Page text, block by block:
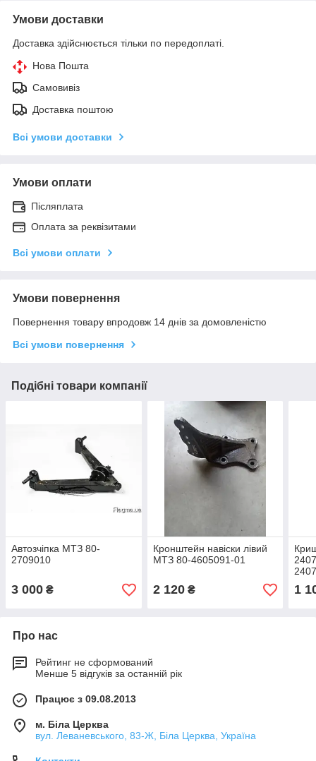
Умови доставки
Доставка здійснюється тільки по передоплаті.
Нова Пошта
Самовивіз
Доставка поштою
Всі умови доставки
Умови оплати
Післяплата
Оплата за реквізитами
Всі умови оплати
Умови повернення
Повернення товару впродовж 14 днів за домовленістю
Всі умови повернення
Подібні товари компанії
Автозчіпка МТЗ 80-
2709010
3 000 ₴
Кронштейн навіски лівий
МТЗ 80-4605091-01
2 120₴ 1
Про нас
Рейтинг не сформований
Менше 5 відгуків за останній рік
Працює з 09.08.2013
м. Біла Церква
вул. Леваневського, 83-Ж, Біла Церква, Україна